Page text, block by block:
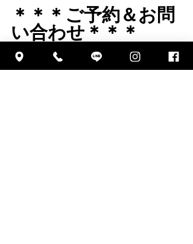
＊＊＊ご予約＆お問
い合わせ＊＊＊
📞080 5584 8923